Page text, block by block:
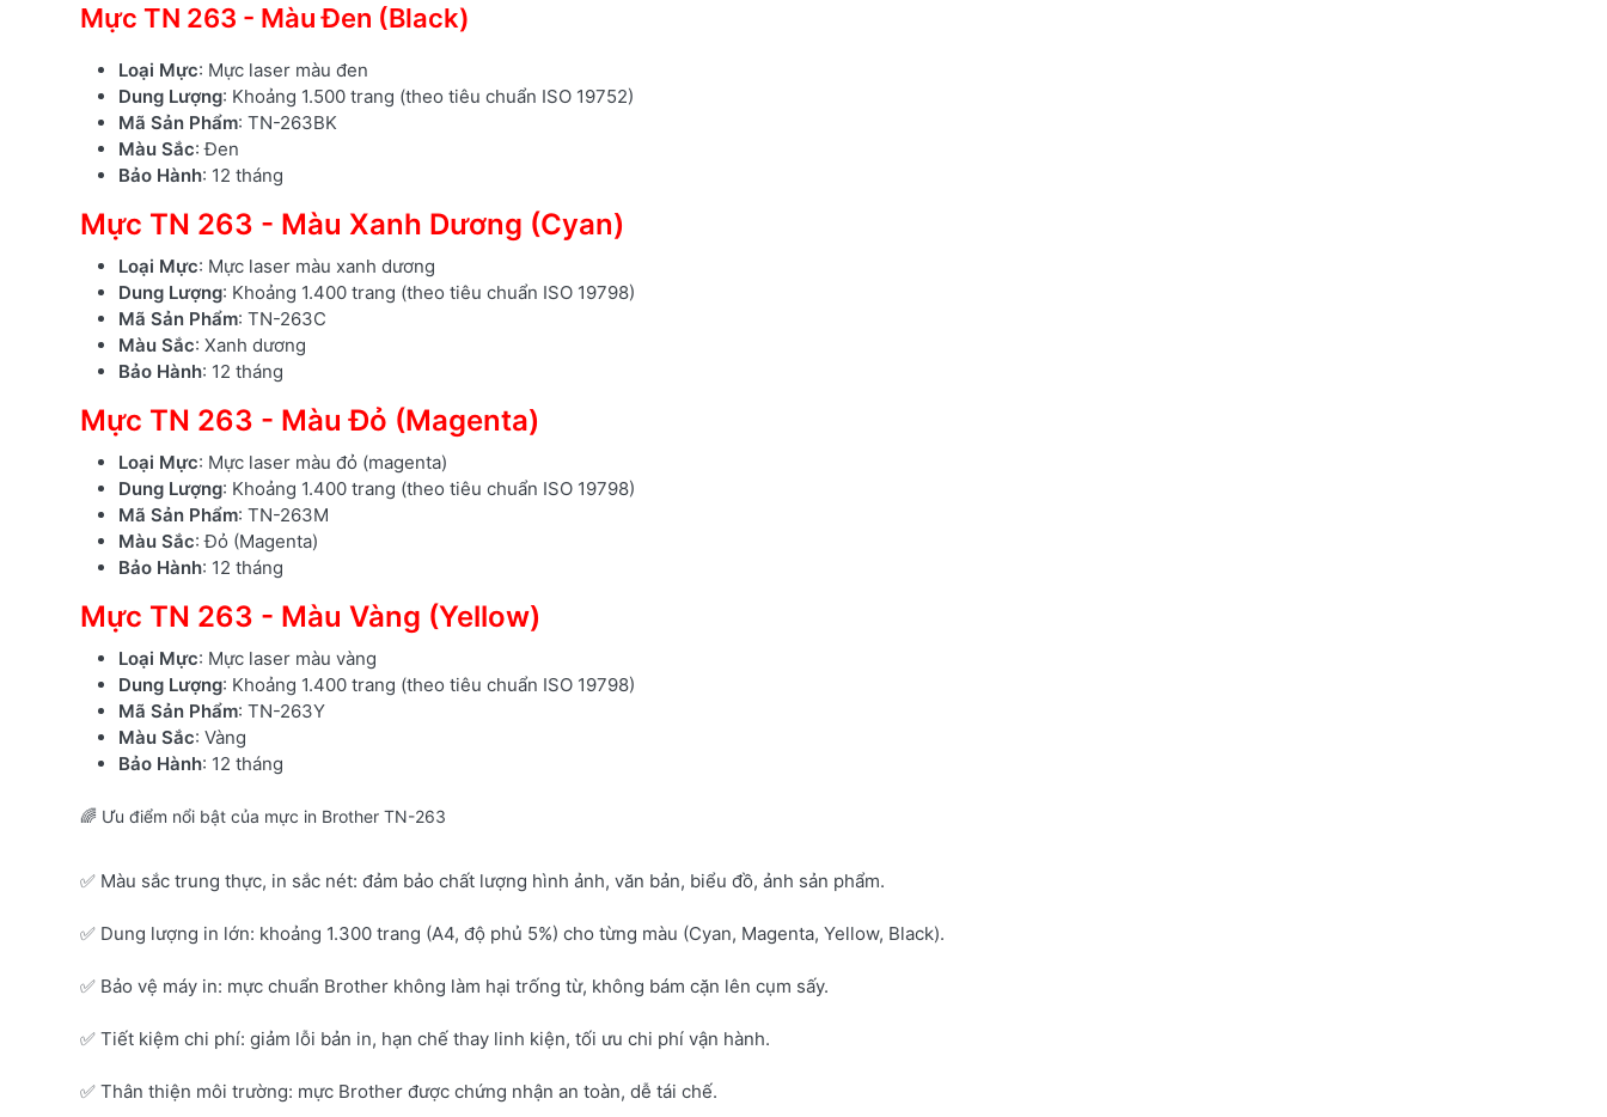
Mực TN 263 - Màu Đen (Black)
Loại Mực: Mực laser màu đen
Dung Lượng: Khoảng 1.500 trang (theo tiêu chuẩn ISO 19752)
Mã Sản Phẩm: TN-263BK
Màu Sắc: Đen
Bảo Hành: 12 tháng
Mực TN 263 - Màu Xanh Dương (Cyan)
Loại Mực: Mực laser màu xanh dương
Dung Lượng: Khoảng 1.400 trang (theo tiêu chuẩn ISO 19798)
Mã Sản Phẩm: TN-263C
Màu Sắc: Xanh dương
Bảo Hành: 12 tháng
Mực TN 263 - Màu Đỏ (Magenta)
Loại Mực: Mực laser màu đỏ (magenta)
Dung Lượng: Khoảng 1.400 trang (theo tiêu chuẩn ISO 19798)
Mã Sản Phẩm: TN-263M
Màu Sắc: Đỏ (Magenta)
Bảo Hành: 12 tháng
Mực TN 263 - Màu Vàng (Yellow)
Loại Mực: Mực laser màu vàng
Dung Lượng: Khoảng 1.400 trang (theo tiêu chuẩn ISO 19798)
Mã Sản Phẩm: TN-263Y
Màu Sắc: Vàng
Bảo Hành: 12 tháng
🌈 Ưu điểm nổi bật của mực in Brother TN-263
✅ Màu sắc trung thực, in sắc nét: đảm bảo chất lượng hình ảnh, văn bản, biểu đồ, ảnh sản phẩm.
✅ Dung lượng in lớn: khoảng 1.300 trang (A4, độ phủ 5%) cho từng màu (Cyan, Magenta, Yellow, Black).
✅ Bảo vệ máy in: mực chuẩn Brother không làm hại trống từ, không bám cặn lên cụm sấy.
✅ Tiết kiệm chi phí: giảm lỗi bản in, hạn chế thay linh kiện, tối ưu chi phí vận hành.
✅ Thân thiện môi trường: mực Brother được chứng nhận an toàn, dễ tái chế.